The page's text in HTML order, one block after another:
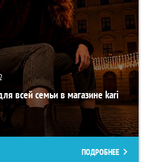
всей семьи в магазине kari
ПОДРОБНЕЕ